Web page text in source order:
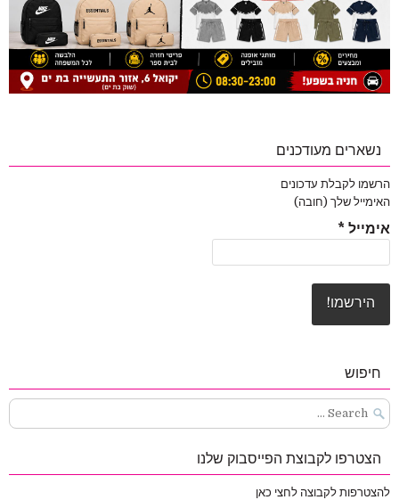
נשארים מעודכנים
הרשמו לקבלת עדכונים
האימייל שלך (חובה)
אימייל *
חיפוש
Search
for:
הצטרפו לקבוצת הפייסבוק שלנו
להצטרפות לקבוצה לחצי כאן